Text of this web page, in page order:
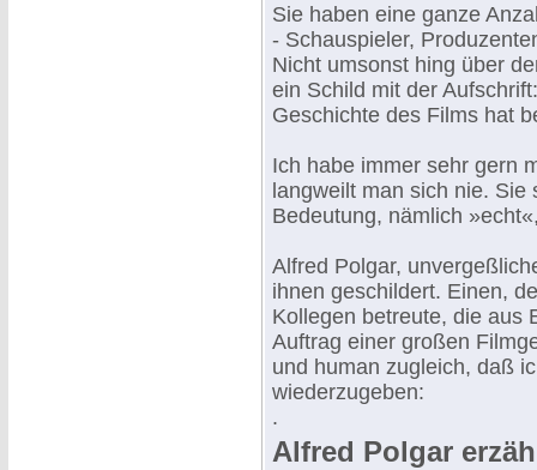
Sie haben eine ganze
- Schauspieler,
Nicht umsonst hing über
ein Schild mit der
Geschichte des Films hat
Ich habe immer sehr gern
langweilt man sich nie.
Bedeutung, nämlich
Alfred Polgar,
ihnen geschildert. Einen,
Kollegen betreute, die aus
Auftrag einer großen
und human zugleich, daß
wiederzugeben:
.
Alfred Polgar